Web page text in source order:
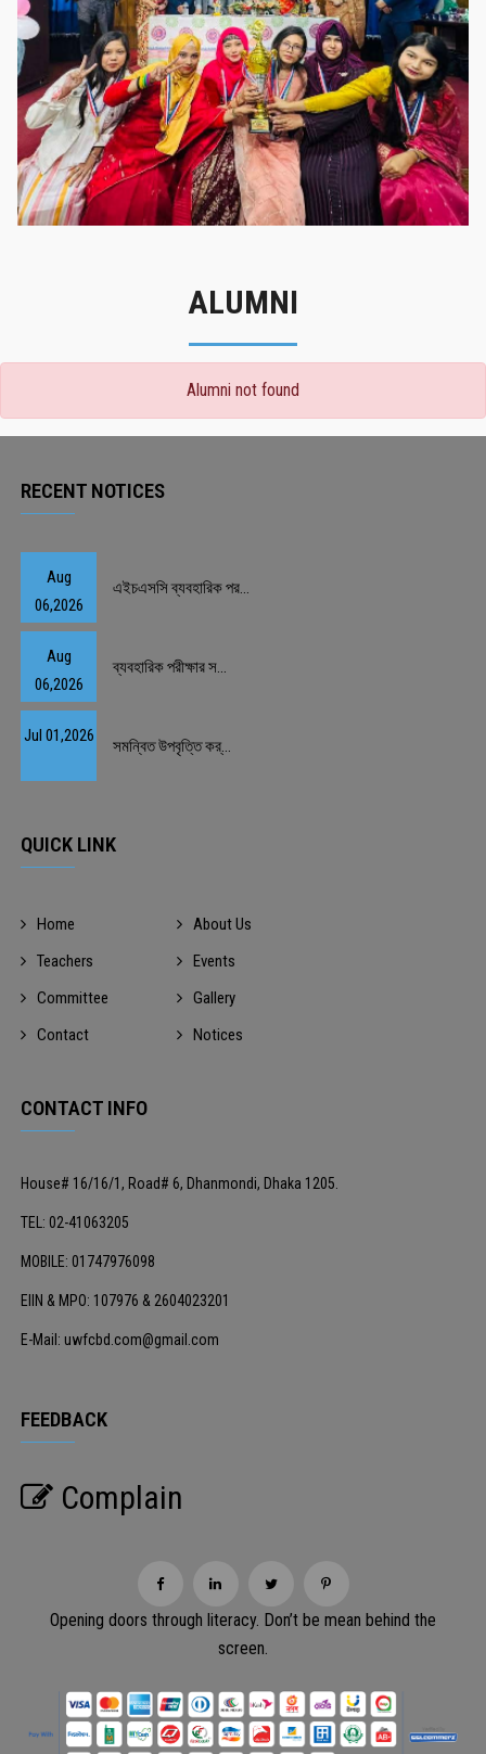
গৌরবের মুহূর্ত
গৌরবের মুহূর্ত
ALUMNI
Alumni not found
RECENT NOTICES
Aug
06,2026
এইচএসসি ব্যবহারিক পর...
Aug
06,2026
ব্যবহারিক পরীক্ষার স...
Jul 01,2026
সমন্বিত উপবৃত্তি কর্...
QUICK LINK
Home
About Us
Teachers
Events
Committee
Gallery
Contact
Notices
CONTACT INFO
House# 16/16/1, Road# 6, Dhanmondi, Dhaka 1205.
TEL: 02-41063205
MOBILE: 01747976098
EIIN & MPO: 107976 & 2604023201
E-Mail: uwfcbd.com@gmail.com
FEEDBACK
Complain
Opening doors through literacy. Don’t be mean behind the
screen.